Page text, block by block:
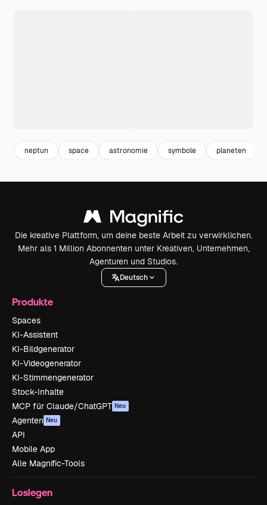
neptun space astronomie symbole planeten
Die kreative Plattform, um deine beste Arbeit zu verwirklichen.
Mehr als 1 Million Abonnenten unter Kreativen, Unternehmen,
Agenturen und Studios.
Deutsch
Produkte
Spaces
KI-Assistent
KI-Bildgenerator
KI-Videogenerator
KI-Stimmengenerator
Stock-Inhalte
MCP für Claude/ChatGPT Neu
Agenten Neu
API
Mobile App
Alle Magnific-Tools
Loslegen